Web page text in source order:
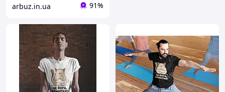
arbuz.in.ua 91%